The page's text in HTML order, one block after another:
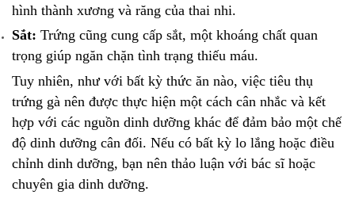
hình thành xương và răng của thai nhi.
Sắt: Trứng cũng cung cấp sắt, một khoáng chất quan
trọng giúp ngăn chặn tình trạng thiếu máu.
Tuy nhiên, như với bất kỳ thức ăn nào, việc tiêu thụ
trứng gà nên được thực hiện một cách cân nhắc và kết
hợp với các nguồn dinh dưỡng khác để đảm bảo một chế
độ dinh dưỡng cân đối. Nếu có bất kỳ lo lắng hoặc điều
chỉnh dinh dưỡng, bạn nên thảo luận với bác sĩ hoặc
chuyên gia dinh dưỡng.